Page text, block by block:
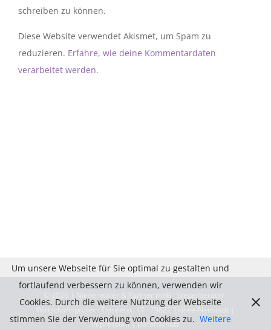
schreiben zu können.
Diese Website verwendet Akismet, um Spam zu
reduzieren. Erfahre, wie deine Kommentardaten
verarbeitet werden.
Wirtschaftsprüfer · Titiseestr. 17 · 79822 Titisee-Neustadt |
Impressum|Datenschutz
Um unsere Webseite für Sie optimal zu gestalten und
fortlaufend verbessern zu können, verwenden wir
Cookies. Durch die weitere Nutzung der Webseite
stimmen Sie der Verwendung von Cookies zu. Weitere